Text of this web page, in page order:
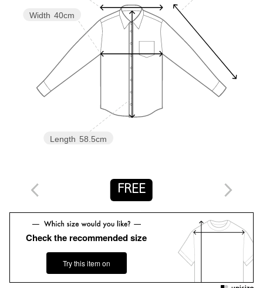
ケア方法：手洗い可
============================
＜ATTISESSION（アティセッション）＞
可憐さと自立心のある現代女性のためのワードローブをコンセプ
トに掲げた＜ATTISESSION＞。
ブランド名は、Attitude（態度）とObsession（執着）という二つ
の異なる概念を組みあわせた造語。
強い態度や姿勢と同時に熱狂的な執着心を象徴し、夢中になる意
「BASIC」、「CLASSIC」、「ROMANTIC」、「COUNTER
【注意事項】
場合は、使用前に必ずご確認ください。
※商品画像は、光の当たり具合やパソコンなどの閲覧環境によ
り、実際の色味と異なって見える場合がございます。あらかじめ
※商品の色味の目安は、商品単体の画像をご参照ください。
Length 58.5cm
Width 40cm
FREE
Check the recommended size
Try this item on